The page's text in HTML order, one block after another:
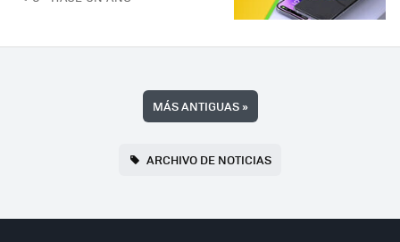
MÁS ANTIGUAS»
ARCHIVO DE NOTICIAS